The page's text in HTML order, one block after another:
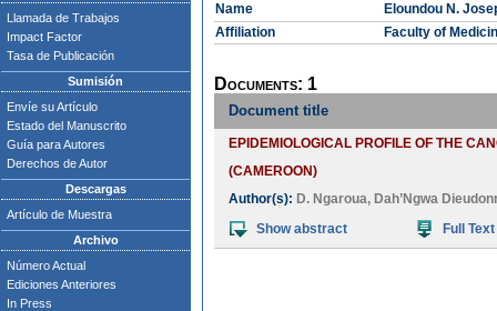
Llamada de Trabajos
Impact Factor
Tasa de Publicación
Sumisión
Envíe su Artículo
Estado del Manuscrito
Guía para Autores
Derechos de Autor
Descargas
Artículo de Muestra
Archivo
Número Actual
Ediciones Anteriores
In Press
Name
Eloundou N.
Affiliation
Faculty of
Documents: 1
Document title
EPIDEMIOLOGICAL PROFILE OF THE
(CAMEROON)
Author(s): D. Ngaroua, Dah’Ngwa
Show abstract
Full Text